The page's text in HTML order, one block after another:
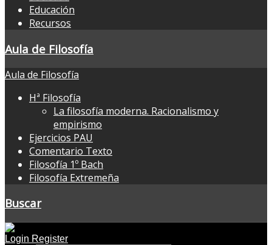
Educación
Recursos
Aula de Filosofía
Aula de Filosofía
Hª Filosofía
La filosofía moderna. Racionalismo y
empirismo
Ejercicios PAU
Comentario Texto
Filosofía 1º Bach
Filosofía Extremeña
Buscar
Login Register